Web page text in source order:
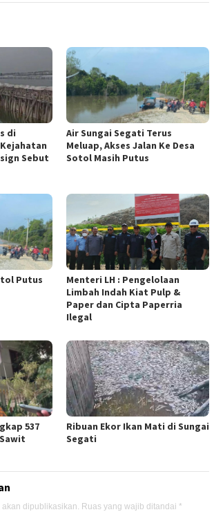
di
Sebut
Air Sungai Segati Terus
Meluap, Akses Jalan Ke Desa
Sotol Masih Putus
Putus
Menteri LH : Pengelolaan
Limbah Indah Kiat Pulp &
Paper dan Cipta Paperria
Ilegal
537
Ribuan Ekor Ikan Mati di Sungai
Segati
dipublikasikan. Ruas yang wajib ditandai *